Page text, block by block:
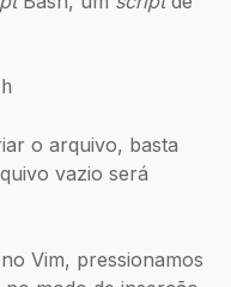
o arquivo, basta
vazio será
Vim, pressionamos